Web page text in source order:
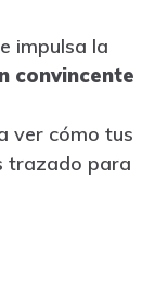
impulsa la
convincente
ver cómo tus
trazado para